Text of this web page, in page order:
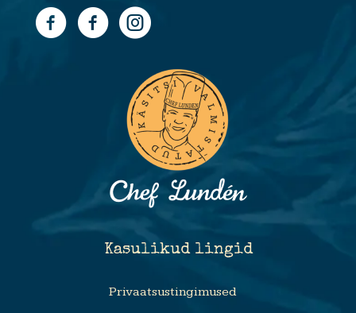
Kasulikud lingid
Privaatsustingimused